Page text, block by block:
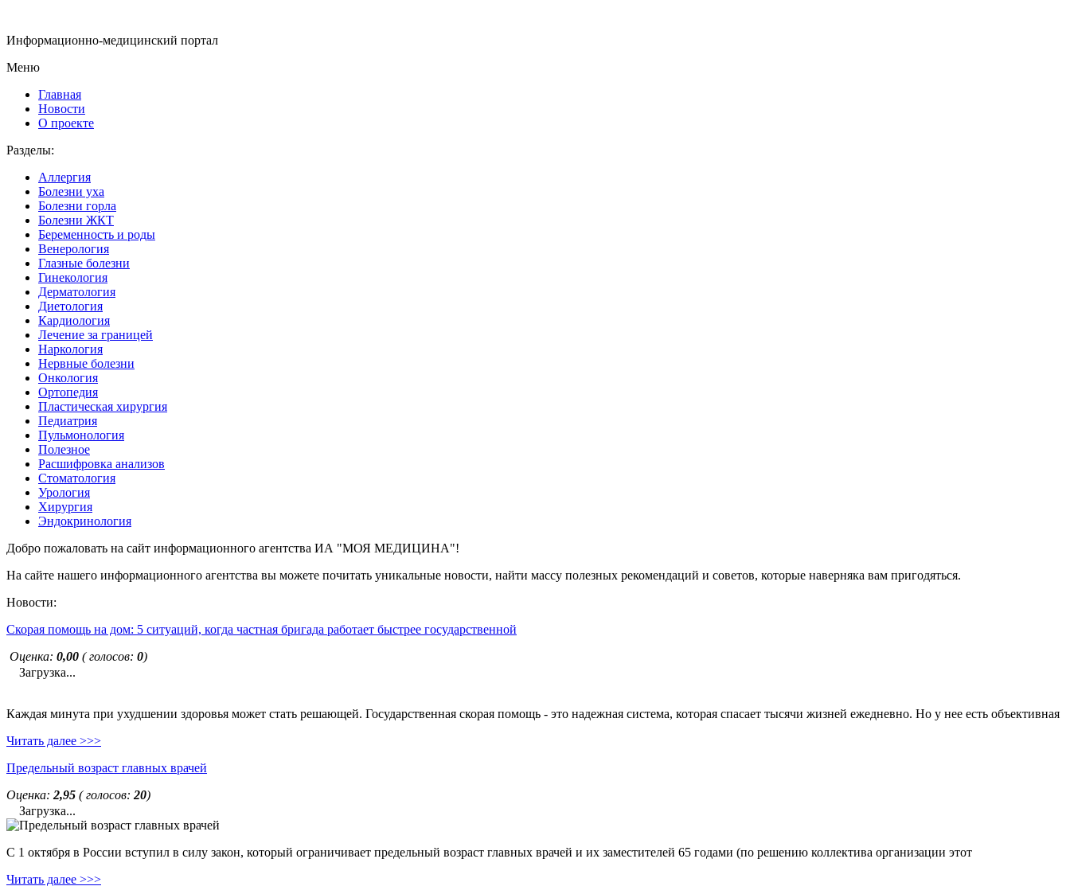
Информационно-медицинский портал
Меню
Главная
Новости
О проекте
Разделы:
Аллергия
Болезни уха
Болезни горла
Болезни ЖКТ
Беременность и роды
Венерология
Глазные болезни
Гинекология
Дерматология
Диетология
Кардиология
Лечение за границей
Наркология
Нервные болезни
Онкология
Ортопедия
Пластическая хирургия
Педиатрия
Пульмонология
Полезное
Расшифровка анализов
Стоматология
Урология
Хирургия
Эндокринология
Добро пожаловать на сайт информационного агентства ИА "МОЯ МЕДИЦИНА"!
На сайте нашего информационного агентства вы можете почитать уникальные новости, найти массу полезных рекомендаций и советов, которые наверняка вам пригодяться.
Новости:
Скорая помощь на дом: 5 ситуаций, когда частная бригада работает быстрее государственной
Оценка: 0,00 ( голосов: 0)
Загрузка...
Каждая минута при ухудшении здоровья может стать решающей. Государственная скорая помощь - это надежная система, которая спасает тысячи жизней ежедневно. Но у нее есть объективная
Читать далее >>>
Предельный возраст главных врачей
Оценка: 2,95 ( голосов: 20)
Загрузка...
С 1 октября в России вступил в силу закон, который ограничивает предельный возраст главных врачей и их заместителей 65 годами (по решению коллектива организации этот
Читать далее >>>